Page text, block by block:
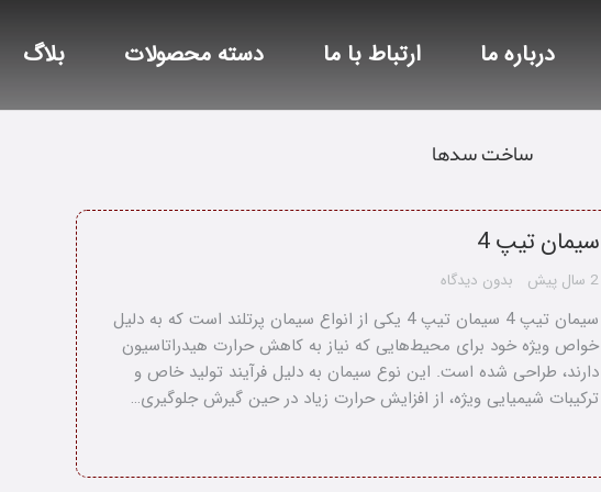
درباره ما ارتباط با ما دسته محصولات بلاگ
ساخت سدها
سیمان تیپ 4
2 سال پیش بدون دیدگاه
سیمان تیپ 4 سیمان تیپ 4 یکی از انواع سیمان پرتلند است که به دلیل
خواص ویژه خود برای محیط‌هایی که نیاز به کاهش حرارت هیدراتاسیون
دارند، طراحی شده است. این نوع سیمان به دلیل فرآیند تولید خاص و
ترکیبات شیمیایی ویژه، از افزایش حرارت زیاد در حین گیرش جلوگیری…